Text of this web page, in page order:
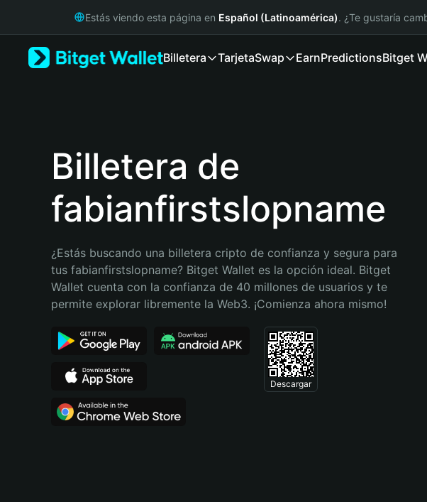
Русский
Português (Portugal)
Bahasa Indonesia
Português (Brasil)
Español (Argentina)
Estás viendo esta página en Español (Latinoamérica). ¿Te gustaría
Billetera TarjetaSwap EarnPredictionsBitget
Billetera de
fabianfirstslopname
¿Estás buscando una billetera cripto de confianza y segura para
tus fabianfirstslopname? Bitget Wallet es la opción ideal. Bitget
Wallet cuenta con la confianza de 40 millones de usuarios y te
permite explorar libremente la Web3. ¡Comienza ahora mismo!
Descargar